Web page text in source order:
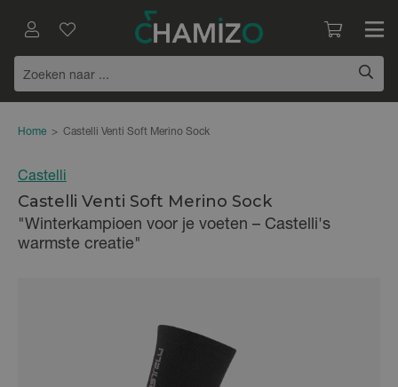
Home > Castelli Venti Soft Merino Sock
Castelli
Castelli Venti Soft Merino Sock
"Winterkampioen voor je voeten – Castelli's
warmste creatie"